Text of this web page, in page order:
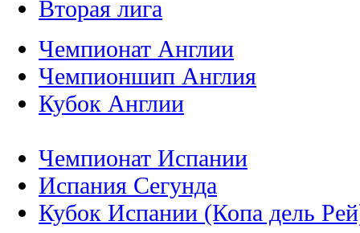
Вторая лига
Чемпионат Англии
Чемпионшип Англия
Кубок Англии
Чемпионат Испании
Испания Сегунда
Кубок Испании (Копа дель